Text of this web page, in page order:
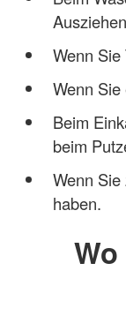
Wenn
Wenn
Beim
beim
Wenn
haben.